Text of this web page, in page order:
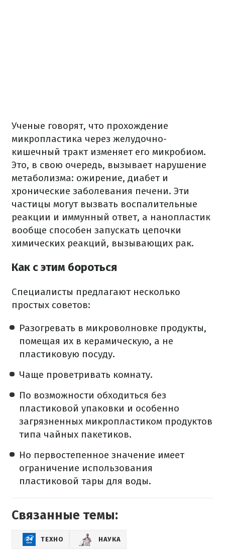
Ученые говорят, что прохождение
микропластика через желудочно-
кишечный тракт изменяет его микробиом.
Это, в свою очередь, вызывает нарушение
метаболизма: ожирение, диабет и
хронические заболевания печени. Эти
частицы могут вызвать воспалительные
реакции и иммунный ответ, а нанопластик
вообще способен запускать цепочки
химических реакций, вызывающих рак.
Как с этим бороться
Специалисты предлагают несколько
простых советов:
Разогревать в микроволновке продукты,
помещая их в керамическую, а не
пластиковую посуду.
Чаще проветривать комнату.
По возможности обходиться без
пластиковой упаковки и особенно
загрязненных микропластиком продуктов
типа чайных пакетиков.
Но первостепенное значение имеет
ограничение использования
пластиковой тары для воды.
Связанные темы:
ТЕХНО НАУКА